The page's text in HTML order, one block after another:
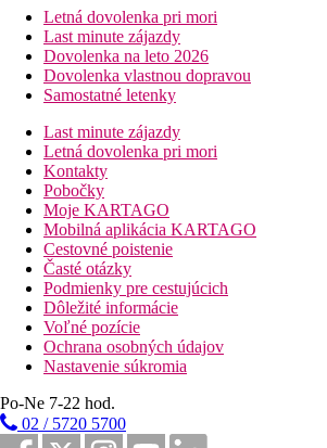
Letná dovolenka pri mori
Last minute zájazdy
Dovolenka na leto 2026
Dovolenka vlastnou dopravou
Samostatné letenky
Last minute zájazdy
Letná dovolenka pri mori
Kontakty
Pobočky
Moje KARTAGO
Mobilná aplikácia KARTAGO
Cestovné poistenie
Časté otázky
Podmienky pre cestujúcich
Dôležité informácie
Voľné pozície
Ochrana osobných údajov
Nastavenie súkromia
Po-Ne 7-22 hod.
02 / 5720 5700